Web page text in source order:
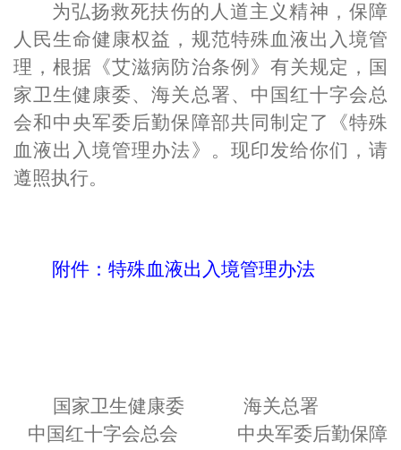
为弘扬救死扶伤的人道主义精神，保障
人民生命健康权益，规范特殊血液出入境管
理，根据《艾滋病防治条例》有关规定 ，国
家卫生健康委、海关总署、中国红十字会总
会和中央军委后勤保障部共同制定 了《特殊
血液出入境管理办法》
。 现印发给你们，请
遵照执行。
附件： 特殊血液出入境管理办法
国家卫生健康委 海关总署
中国红十字会总会
中央军委后勤保障